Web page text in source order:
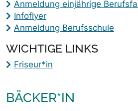
Anmeldung einjährige
Infoflyer
Anmeldung Berufsschule
WICHTIGE LINKS
Friseur*in
BÄCKER*IN